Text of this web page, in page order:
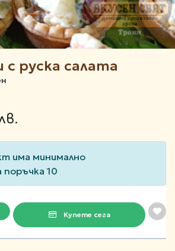
руска салата
има минимално
поръчка 10
Купете сега